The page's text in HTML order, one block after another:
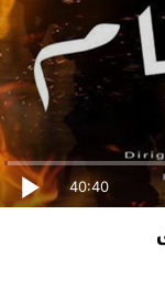
40:40